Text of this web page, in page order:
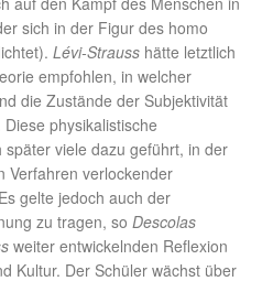
sich in der Figur des homo
Lévi-Strauss hätte letztlich
empfohlen, in welcher
die Zustände der Subjektivität
physikalistische
viele dazu geführt, in der
Verfahren verlockender
gelte jedoch auch der
zu tragen, so Descolas
weiter entwickelnden Reflexion
Kultur. Der Schüler wächst über